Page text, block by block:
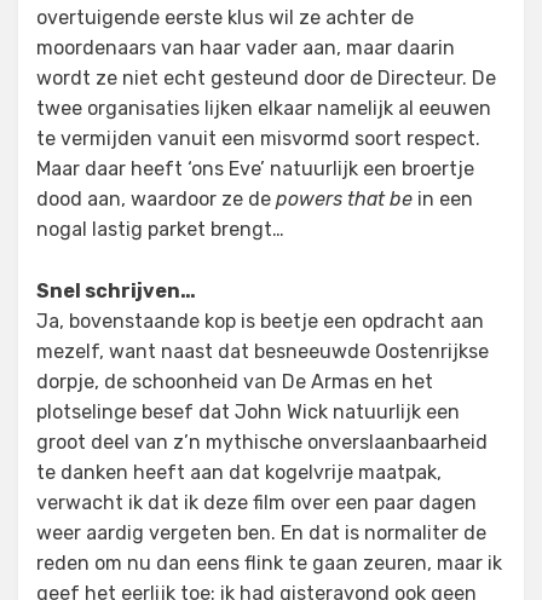
overtuigende eerste klus wil ze achter de
moordenaars van haar vader aan, maar daarin
wordt ze niet echt gesteund door de Directeur. De
twee organisaties lijken elkaar namelijk al eeuwen
te vermijden vanuit een misvormd soort respect.
Maar daar heeft ‘ons Eve’ natuurlijk een broertje
dood aan, waardoor ze de powers that be in een
nogal lastig parket brengt…
Snel schrijven…
Ja, bovenstaande kop is beetje een opdracht aan
mezelf, want naast dat besneeuwde Oostenrijkse
dorpje, de schoonheid van De Armas en het
plotselinge besef dat John Wick natuurlijk een
groot deel van z’n mythische onverslaanbaarheid
te danken heeft aan dat kogelvrije maatpak,
verwacht ik dat ik deze film over een paar dagen
weer aardig vergeten ben. En dat is normaliter de
reden om nu dan eens flink te gaan zeuren, maar ik
geef het eerlijk toe: ik had gisteravond ook geen